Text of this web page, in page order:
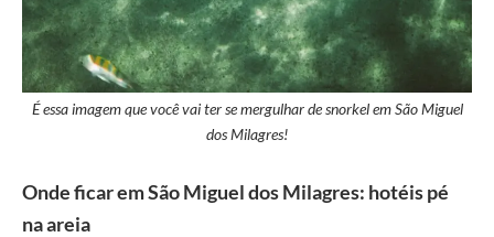
É essa imagem que você vai ter se mergulhar de snorkel em São Miguel
dos Milagres!
Onde ficar em São Miguel dos Milagres: hotéis pé
na areia